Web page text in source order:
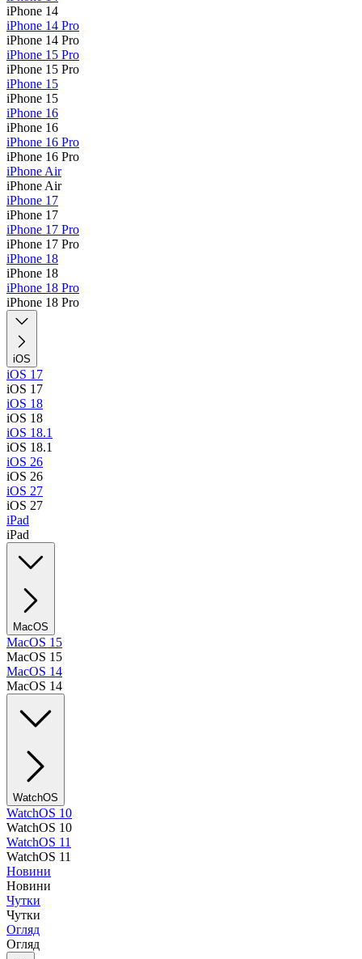
iPhone 14
iPhone 14 Pro
iPhone 14 Pro
iPhone 15 Pro
iPhone 15 Pro
iPhone 15
iPhone 15
iPhone 16
iPhone 16
iPhone 16 Pro
iPhone 16 Pro
iPhone Air
iPhone Air
iPhone 17
iPhone 17
iPhone 17 Pro
iPhone 17 Pro
iPhone 18
iPhone 18
iPhone 18 Pro
iPhone 18 Pro
iOS
iOS 17
iOS 17
iOS 18
iOS 18
iOS 18.1
iOS 18.1
iOS 26
iOS 26
iOS 27
iOS 27
iPad
iPad
MacOS
MacOS 15
MacOS 15
MacOS 14
MacOS 14
WatchOS
WatchOS 10
WatchOS 10
WatchOS 11
WatchOS 11
Новини
Новини
Чутки
Чутки
Огляд
Огляд